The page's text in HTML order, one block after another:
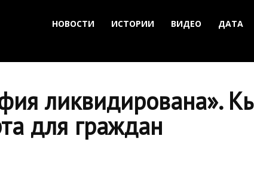
НОВОСТИ ИСТОРИИ ВИДЕО ДАТА
ликвидирована».
для граждан